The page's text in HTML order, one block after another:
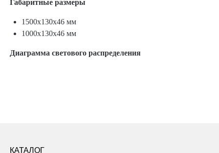
Габаритные размеры
1500х130х46 мм
1000х130х46 мм
Диаграмма светового распределения
КАТАЛОГ